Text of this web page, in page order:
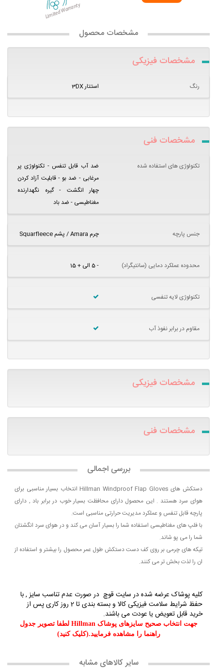
مشخصات محصول
مشخصات فیزیکی
رنگ استتار 3DX
مشخصات فنی
تکنولوژی های استفاده شده
ضد آب قابل تنفس - تکنولوژی پر
مرغابی - ضد بو - قابلیت آزاد کردن
چهار انگشت - گیره نگهدارنده
مغناطیسی - ضد باد
جنس پارچه چرم Amara / پشم Squarfleece
محدوده عملکرد دمایی (سانتیگراد) - 5 الی + 15
تکنولوژی لایه تنفسی
مقاوم در برابر نفوذ آب
مشخصات فیزیکی
مشخصات فنی
بررسی اجمالی
دستکش های Hillman Windproof Flap Gloves انتخاب بسیار مناسبی برای
هوای سرد هستند . این محصول دارای محافظت بسیار خوب در برابر باد , دارای
پارچه قابل تنفس و عملکرد مدیریت حرارتی مناسبی است.
با فلپ های مغناطیسی استفاده شما را بسیار آسان می کند و در هوای سرد انگشتان
شما را می پو شاند.
تیکه های چرمی بر روی کف دست دستکش طول عمر محصول را بیشتر و استفاده از
ان را لذت بخش تر می کنند.
کلیه پوشاک عرضه شده در سایت قوچ در صورت عدم تناسب سایز , با
حفظ شرایط سلامت فیزیکی کالا و بسته بندی تا2 روز کاری
پس از
خرید قابل تعویض یا عودت می باشند.
جهت انتخاب صحیح سایزهای پوشاک Hillman لطفا تصویر جدول
راهنما را مشاهده فرمایید.(کلیک کنید)
سایر کالاهای مشابه